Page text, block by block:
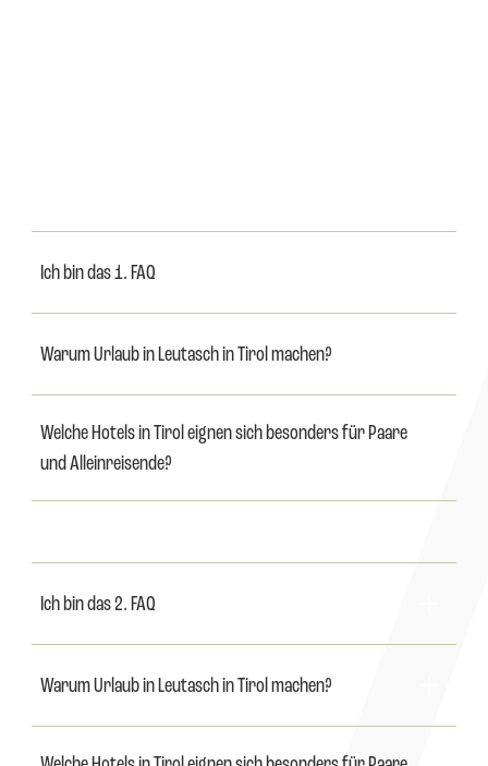
----
--
Ich bin das 1. FAQ
Warum Urlaub in Leutasch in Tirol machen?
Welche Hotels in Tirol eignen sich besonders für Paare
und Alleinreisende?
Ich bin das 2. FAQ
Warum Urlaub in Leutasch in Tirol machen?